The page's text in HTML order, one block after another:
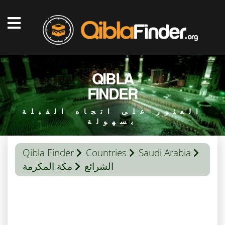
QIBLA
FINDER
العثور على اتجاه القبلة
بسهولة
Qibla Finder Countries
Saudi Arabia
مكة المكرمة
الشرائع